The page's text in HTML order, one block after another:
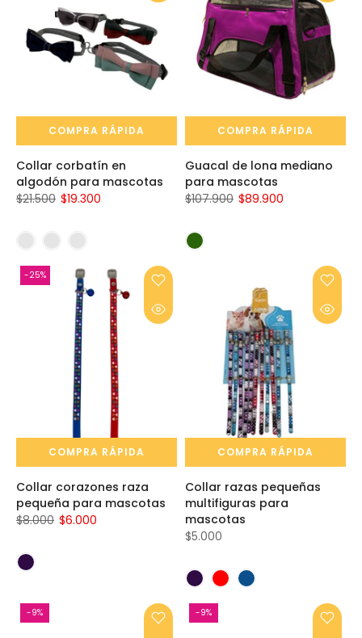
COMPRA RÁPIDA
Collar corbatín en
algodón para mascotas
$21.500 $19.300
COMPRA RÁPIDA
Guacal de lona mediano
para mascotas
$107.900 $89.900
-25%
COMPRA RÁPIDA
Collar corazones raza
pequeña para mascotas
$8.000 $6.000
COMPRA RÁPIDA
Collar razas pequeñas
multifiguras para
mascotas
$5.000
-9% -9%